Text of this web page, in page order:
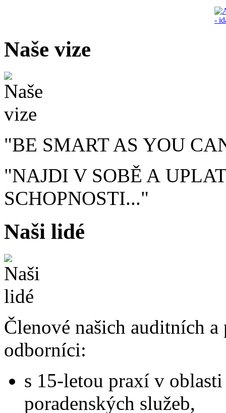
Naše vize
"BE SMART AS YOU
"NAJDI V SOBĚ A
SCHOPNOSTI..."
Naši lidé
Členové našich auditních
odborníci:
s 15-letou praxí v
poradenských služeb,